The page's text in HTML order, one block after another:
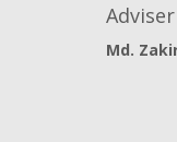
Md.